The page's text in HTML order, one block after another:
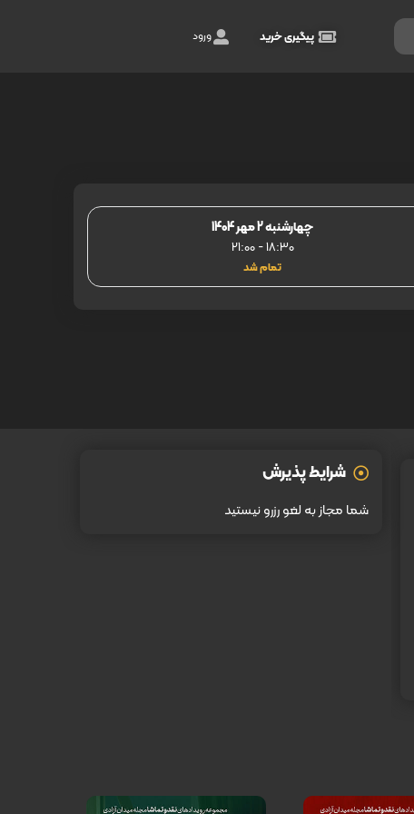
پیگیری خرید ورود
چهارشنبه 2 مهر 1404
18:30
-
21:00
تمام شد
شرایط پذیرش
شما مجاز به لغو رزرو نیستید